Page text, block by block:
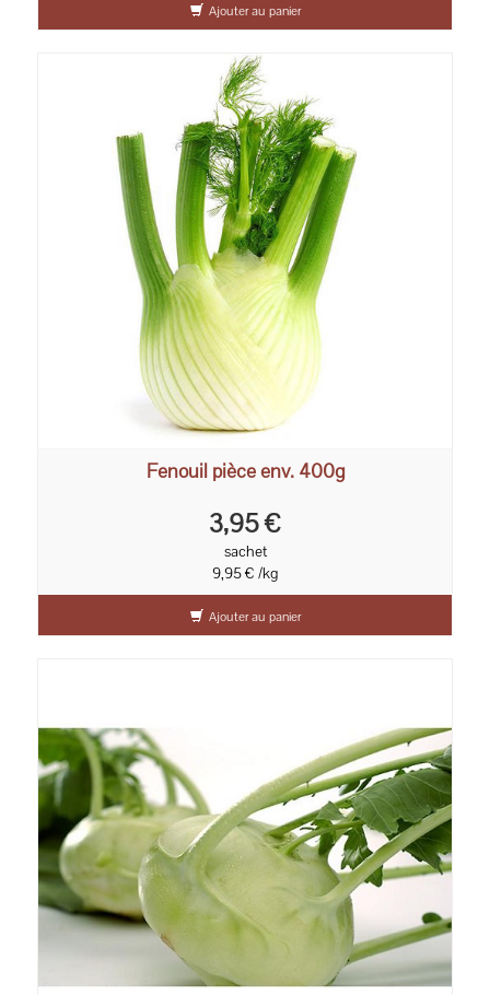
Ajouter au panier
Fenouil pièce env. 400g
3,95 €
sachet
9,95 € /kg
Ajouter au panier